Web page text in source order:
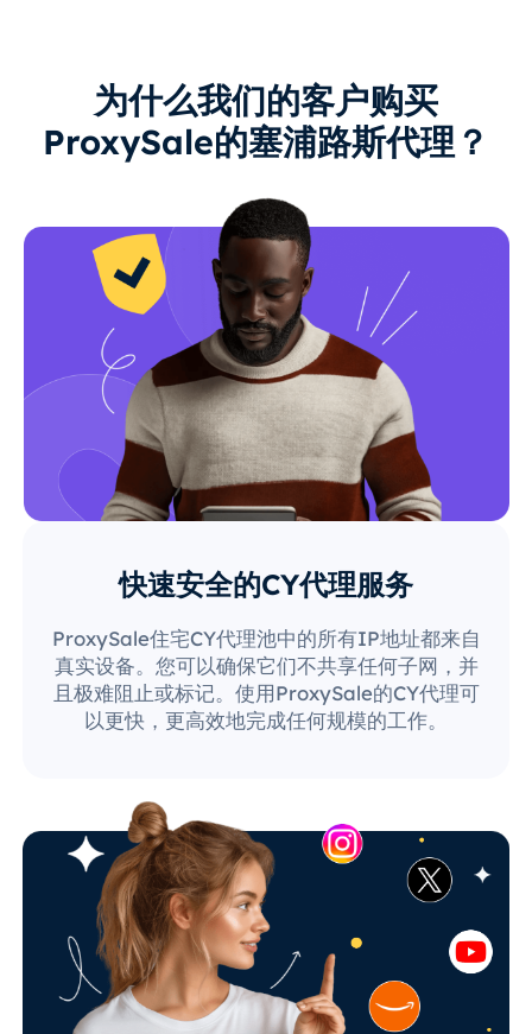
为什么我们的客户购买
ProxySale的塞浦路斯代理？
快速安全的CY代理服务
ProxySale住宅CY代理池中的所有IP地址都来自
真实设备。您可以确保它们不共享任何子网，并
且极难阻止或标记。使用ProxySale的CY代理可
以更快，更高效地完成任何规模的工作。